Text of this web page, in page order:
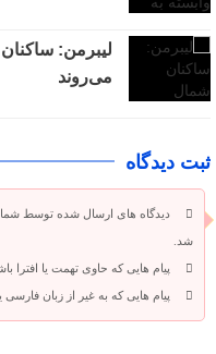
می‌روند
ثبت دیدگاه
دیدگاه های ارسال شده توسط
شد.
پیام هایی که حاوی تهمت یا افترا
پیام هایی که به غیر از زبان